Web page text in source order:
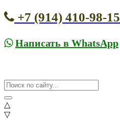
+7 (914) 410-98-15
Написать в WhatsApp
△
▽